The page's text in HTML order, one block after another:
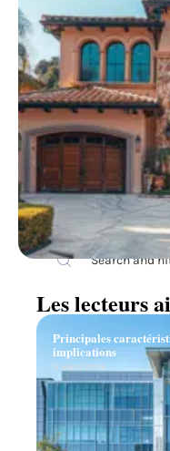
Recherche
Les lecteurs
Principales
implications
11 mars 2026